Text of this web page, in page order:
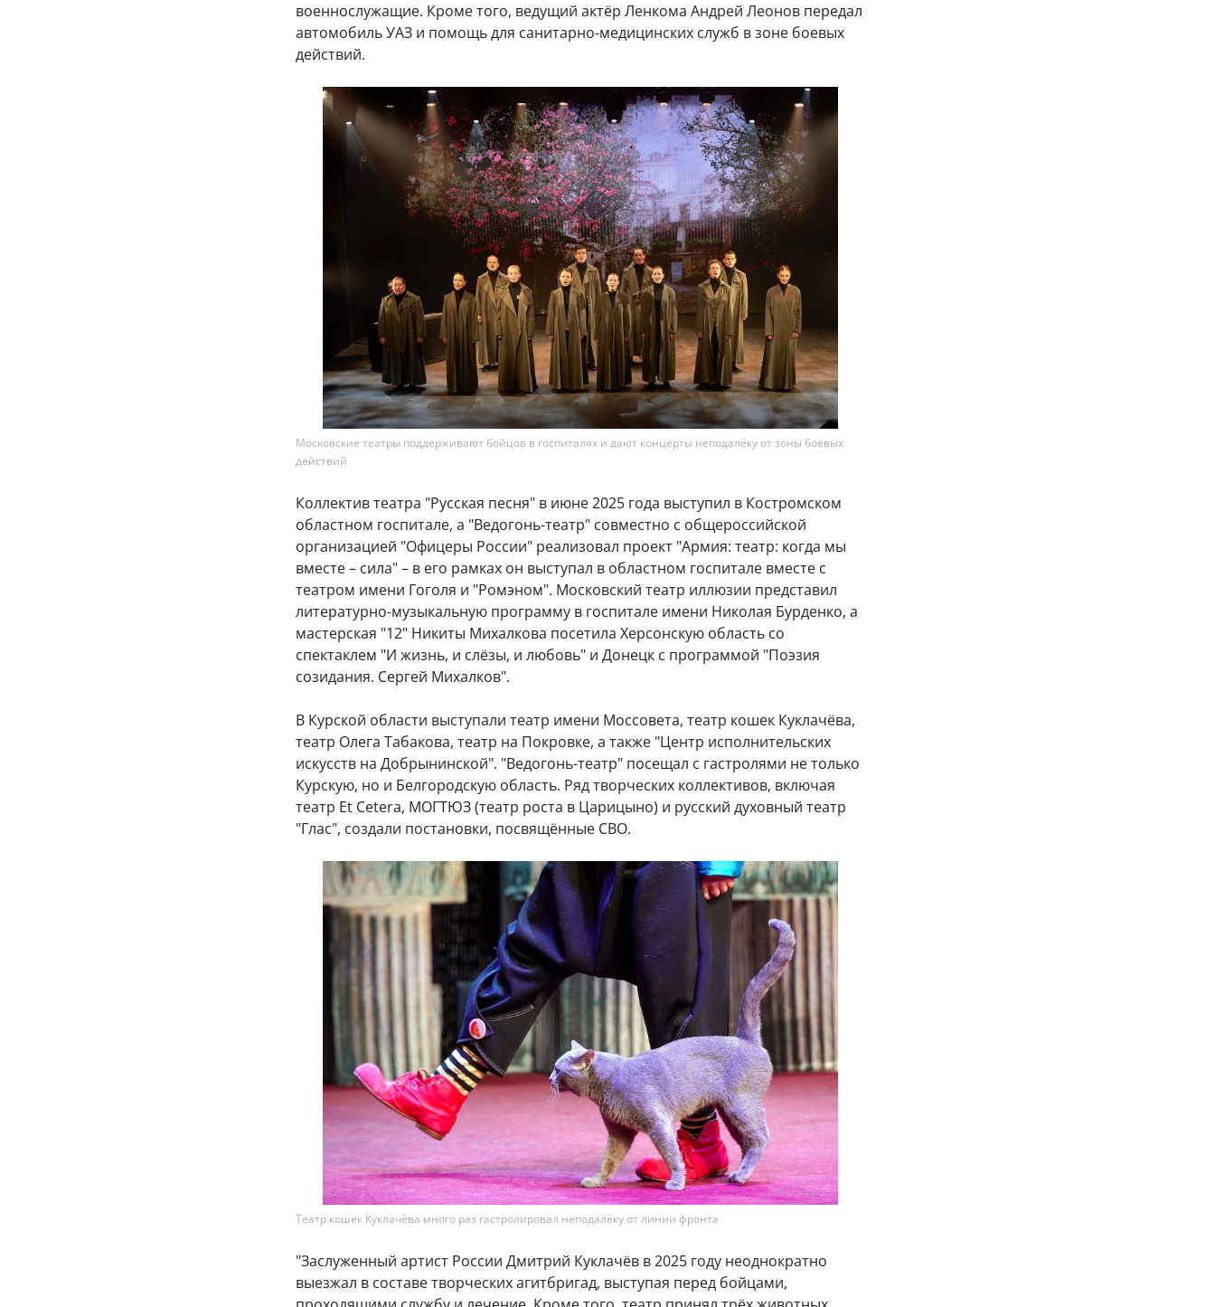
военнослужащие. Кроме того, ведущий актёр Ленкома Андрей Леонов передал
автомобиль УАЗ и помощь для санитарно-медицинских служб в зоне боевых
действий.
Московские театры поддерживают бойцов в госпиталях и дают концерты неподалёку от зоны боевых
действий
Коллектив театра "Русская песня" в июне 2025 года выступил в Костромском
областном госпитале, а "Ведогонь-театр" совместно с общероссийской
организацией "Офицеры России" реализовал проект "Армия: театр: когда мы
вместе – сила" – в его рамках он выступал в областном госпитале вместе с
театром имени Гоголя и "Ромэном". Московский театр иллюзии представил
литературно-музыкальную программу в госпитале имени Николая Бурденко, а
мастерская "12" Никиты Михалкова посетила Херсонскую область со
спектаклем "И жизнь, и слёзы, и любовь" и Донецк с программой "Поэзия
созидания. Сергей Михалков".
В Курской области выступали театр имени Моссовета, театр кошек Куклачёва,
театр Олега Табакова, театр на Покровке, а также "Центр исполнительских
искусств на Добрынинской". "Ведогонь-театр" посещал с гастролями не только
Курскую, но и Белгородскую область. Ряд творческих коллективов, включая
театр Et Cetera, МОГТЮЗ (театр роста в Царицыно) и русский духовный театр
"Глас", создали постановки, посвящённые СВО.
Театр кошек Куклачёва много раз гастролировал неподалёку от линии фронта
"Заслуженный артист России Дмитрий Куклачёв в 2025 году неоднократно
выезжал в составе творческих агитбригад, выступая перед бойцами,